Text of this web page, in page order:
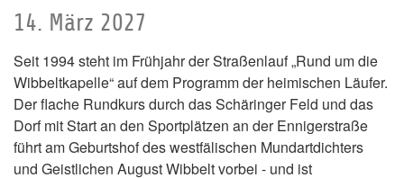
14. März 2027
Seit 1994 steht im Frühjahr der Straßenlauf „Rund um die
Wibbeltkapelle“ auf dem Programm der heimischen Läufer.
Der flache Rundkurs durch das Schäringer Feld und das
Dorf mit Start an den Sportplätzen an der Ennigerstraße
führt am Geburtshof des westfälischen Mundartdichters
und Geistlichen August Wibbelt vorbei - und ist